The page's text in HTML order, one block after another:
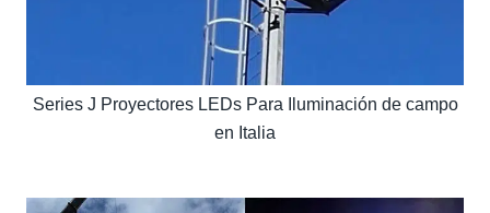
Series J Proyectores LEDs Para Iluminación de campo
en Italia